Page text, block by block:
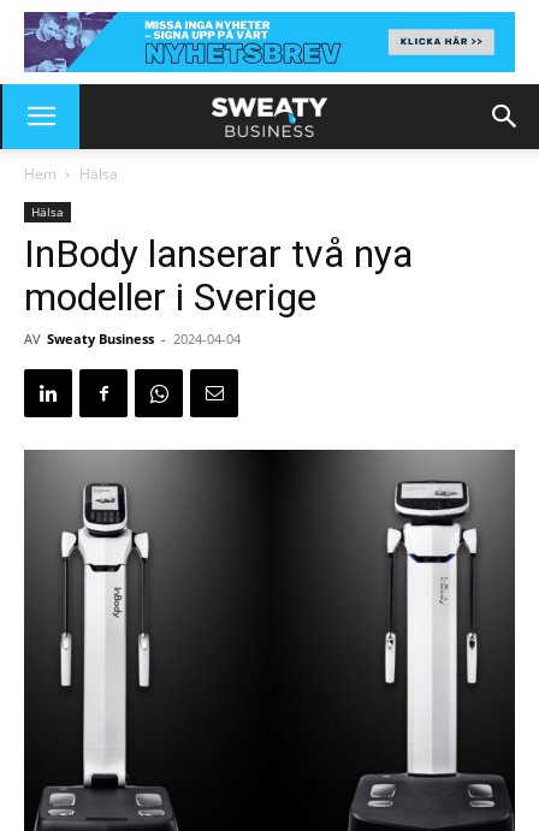
Hem Hälsa
Hälsa
InBody lanserar två nya
modeller i Sverige
AV Sweaty Business - 2024-04-04